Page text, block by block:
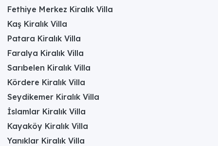
Fethiye Merkez Kiralık Villa
Kaş Kiralık Villa
Patara Kiralık Villa
Faralya Kiralık Villa
Sarıbelen Kiralık Villa
Kördere Kiralık Villa
Seydikemer Kiralık Villa
İslamlar Kiralık Villa
Kayaköy Kiralık Villa
Yanıklar Kiralık Villa